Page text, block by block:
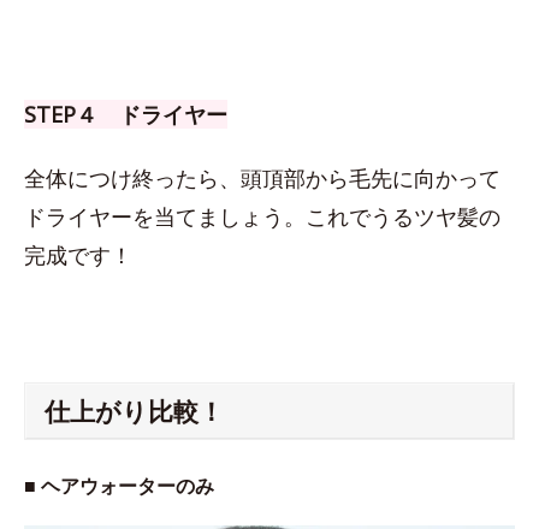
STEP４ ドライヤー
全体につけ終ったら、頭頂部から毛先に向かって
ドライヤーを当てましょう。これでうるツヤ髪の
完成です！
仕上がり比較！
■ ヘアウォーターのみ